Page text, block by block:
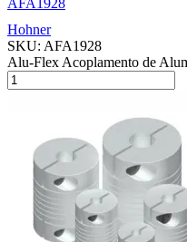
Hohner
SKU: AFA1928
Alu-Flex Acoplamento de